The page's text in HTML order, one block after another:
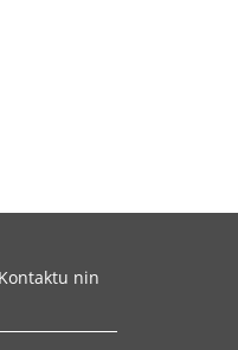
Kontaktu nin